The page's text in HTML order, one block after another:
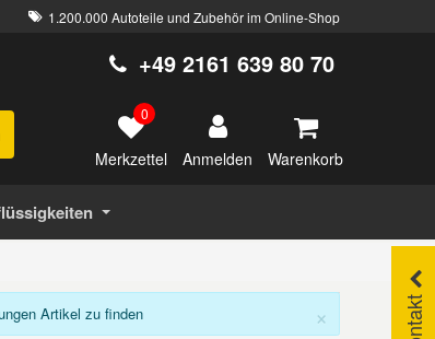
1.200.000 Autoteile und Zubehör im Online-Shop
+49 2161 639 80 70
0
Merkzettel Anmelden Warenkorb
Kontakt
×
Artikel zu finden